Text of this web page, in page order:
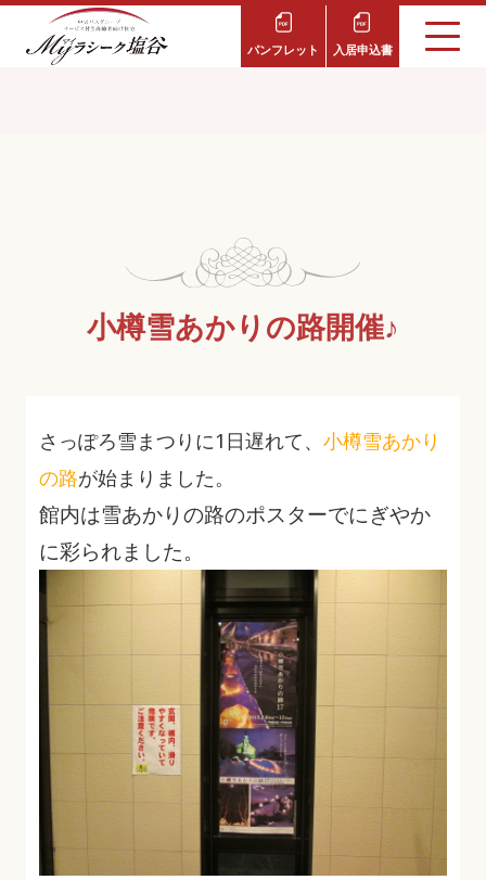
パンフレット 入居申込書
小樽雪あかりの路開催♪
さっぽろ雪まつりに1日遅れて、 小樽雪あかり
の路が始まりました。
館内は雪あかりの路のポスターでにぎやか
に彩られました。